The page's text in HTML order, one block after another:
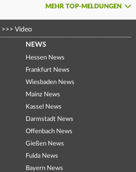
MEHR TOP-MELDUNGEN
>>> Video
NEWS
Hessen News
Frankfurt News
Wiesbaden News
Mainz News
Kassel News
Darmstadt News
Offenbach News
Gießen News
Fulda News
Bayern News